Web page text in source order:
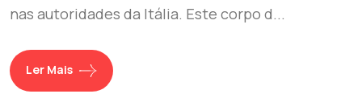
nas autoridades da Itália. Este corpo d...
Ler Mais